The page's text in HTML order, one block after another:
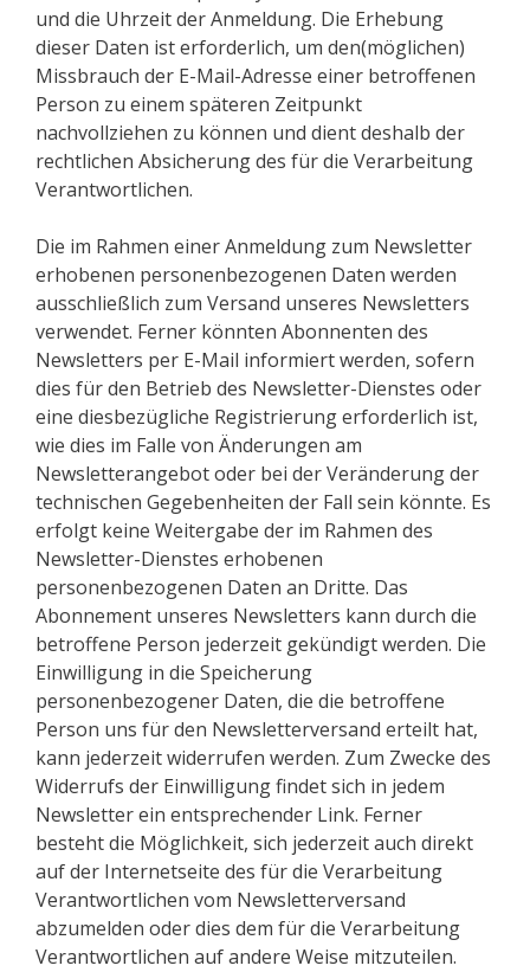
und die Uhrzeit der Anmeldung. Die Erhebung
dieser Daten ist erforderlich, um den(möglichen)
Missbrauch der E-Mail-Adresse einer betroffenen
Person zu einem späteren Zeitpunkt
nachvollziehen zu können und dient deshalb der
rechtlichen Absicherung des für die Verarbeitung
Verantwortlichen.
Die im Rahmen einer Anmeldung zum Newsletter
erhobenen personenbezogenen Daten werden
ausschließlich zum Versand unseres Newsletters
verwendet. Ferner könnten Abonnenten des
Newsletters per E-Mail informiert werden, sofern
dies für den Betrieb des Newsletter-Dienstes oder
eine diesbezügliche Registrierung erforderlich ist,
wie dies im Falle von Änderungen am
Newsletterangebot oder bei der Veränderung der
technischen Gegebenheiten der Fall sein könnte. Es
erfolgt keine Weitergabe der im Rahmen des
Newsletter-Dienstes erhobenen
personenbezogenen Daten an Dritte. Das
Abonnement unseres Newsletters kann durch die
betroffene Person jederzeit gekündigt werden. Die
Einwilligung in die Speicherung
personenbezogener Daten, die die betroffene
Person uns für den Newsletterversand erteilt hat,
kann jederzeit widerrufen werden. Zum Zwecke des
Widerrufs der Einwilligung findet sich in jedem
Newsletter ein entsprechender Link. Ferner
besteht die Möglichkeit, sich jederzeit auch direkt
auf der Internetseite des für die Verarbeitung
Verantwortlichen vom Newsletterversand
abzumelden oder dies dem für die Verarbeitung
Verantwortlichen auf andere Weise mitzuteilen.